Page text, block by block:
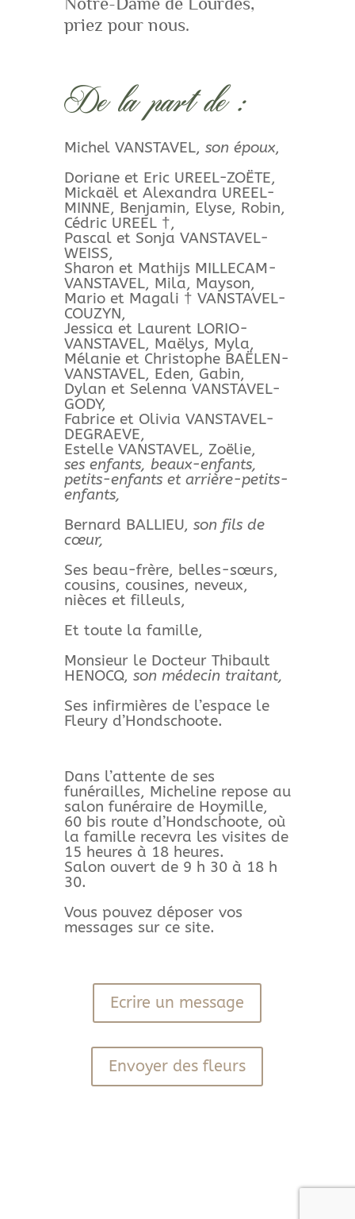
priez pour nous.
De la part de :
Michel VANSTAVEL, son époux,
Doriane et Eric UREEL-ZOËTE,
Mickaël et Alexandra UREEL-
MINNE, Benjamin, Elyse, Robin,
Cédric UREEL †,
Pascal et Sonja VANSTAVEL-
WEISS,
Sharon et Mathijs MILLECAM-
VANSTAVEL, Mila, Mayson,
Mario et Magali † VANSTAVEL-
COUZYN,
Jessica et Laurent LORIO-
VANSTAVEL, Maëlys, Myla,
Mélanie et Christophe BAËLEN-
VANSTAVEL, Eden, Gabin,
Dylan et Selenna VANSTAVEL-
GODY,
Fabrice et Olivia VANSTAVEL-
DEGRAEVE,
Estelle VANSTAVEL, Zoëlie,
ses enfants, beaux-enfants,
petits-enfants et arrière-petits-
enfants,
Bernard BALLIEU, son fils de
cœur,
Ses beau-frère, belles-sœurs,
cousins, cousines, neveux,
nièces et filleuls,
Et toute la famille,
Monsieur le Docteur Thibault
HENOCQ, son médecin traitant,
Ses infirmières de l’espace le
Fleury d’Hondschoote.
Dans l’attente de ses
funérailles, Micheline repose au
salon funéraire de Hoymille,
60 bis route d’Hondschoote, où
la famille recevra les visites de
15 heures à 18 heures.
Salon ouvert de 9 h 30 à 18 h
30.
Vous pouvez déposer vos
messages sur ce site.
Ecrire un message
Envoyer des fleurs